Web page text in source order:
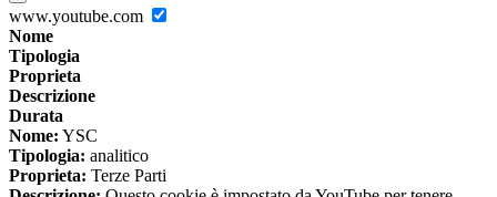
www.youtube.com
Nome
Tipologia
Proprieta
Descrizione
Durata
Nome: YSC
Tipologia: analitico
Proprieta: Terze Parti